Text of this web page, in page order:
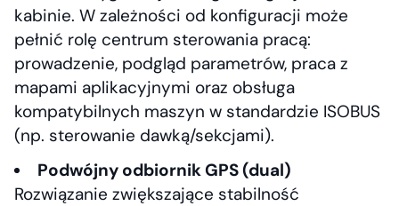
kabinie. W zależności od konfiguracji może
pełnić rolę centrum sterowania pracą:
prowadzenie, podgląd parametrów, praca z
mapami aplikacyjnymi oraz obsługa
kompatybilnych maszyn w standardzie ISOBUS
(np. sterowanie dawką/sekcjami).
Podwójny odbiornik GPS (dual)
Rozwiązanie zwiększające stabilność